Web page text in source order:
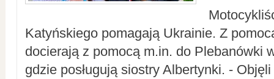
Katyńskiego pomagają Ukrainie. Z
docierają z pomocą m.in. do Plebanówki
gdzie posługują siostry Albertynki. -